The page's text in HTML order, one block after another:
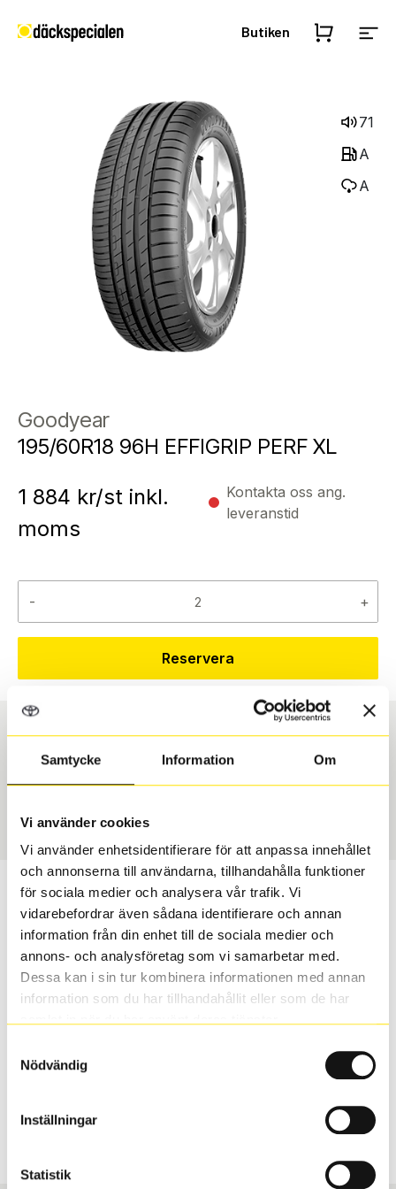
Samtycke Information Om
Vi använder cookies
Vi använder enhetsidentifierare för att anpassa innehållet
och annonserna till användarna, tillhandahålla funktioner
för sociala medier och analysera vår trafik. Vi
vidarebefordrar även sådana identifierare och annan
information från din enhet till de sociala medier och
annons- och analysföretag som vi samarbetar med.
Dessa kan i sin tur kombinera informationen med annan
information som du har tillhandahållit eller som de har
Nödvändig
Inställningar
Statistik
Butiken
71
A
A
Goodyear
195/60R18 96H EFFIGRIP PERF XL
1 884 kr/st inkl.
moms
Kontakta oss ang.
leveranstid
- +
Reservera
Däcktyp Däckstorlek
2865
Passar detta däck min bil?
Ange registreringsnummer för att se om det däck du
valt passar din bilmodell. Om du köper däck som skall
sättas på dina befintliga fälgar, se till att kolla en extra
gång så att däck och fälg har samma dimensioner.
Ibland kan fälgen ha bytts ut under årens lopp och
fabrik.
S Sök